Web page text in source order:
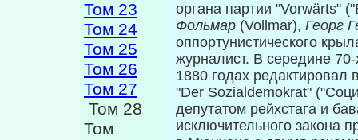
Том 23
Том 24
Том 25
Том 26
Том 27
Том 28
Том
органа партии "Vorwärts"
Фольмар (Vollmar), Георг
оппортунистического
журналист. В середине
1880 годах
"Der Sozialdemokrat"
депутатом рейхстага и
исключительного закона